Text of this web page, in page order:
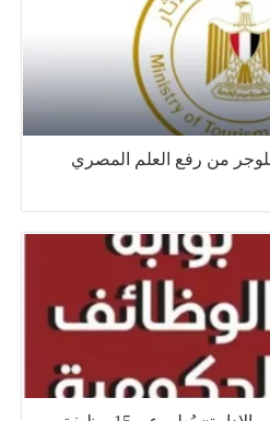
من رفع العلم المصري